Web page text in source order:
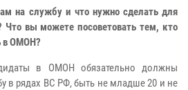
на службу и что нужно сделать для
Что вы можете посоветовать тем, кто
в ОМОН?
в ОМОН обязательно должны
в рядах ВС РФ, быть не младше 20 и не